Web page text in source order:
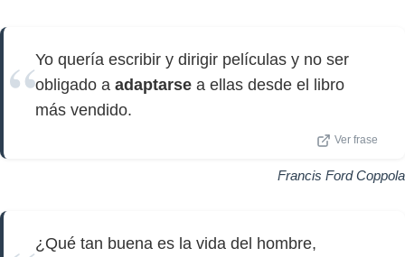
Yo quería escribir y dirigir películas y no ser
obligado a adaptarse a ellas desde el libro
más vendido.
Ver frase
Francis Ford Coppola
¿Qué tan buena es la vida del hombre,